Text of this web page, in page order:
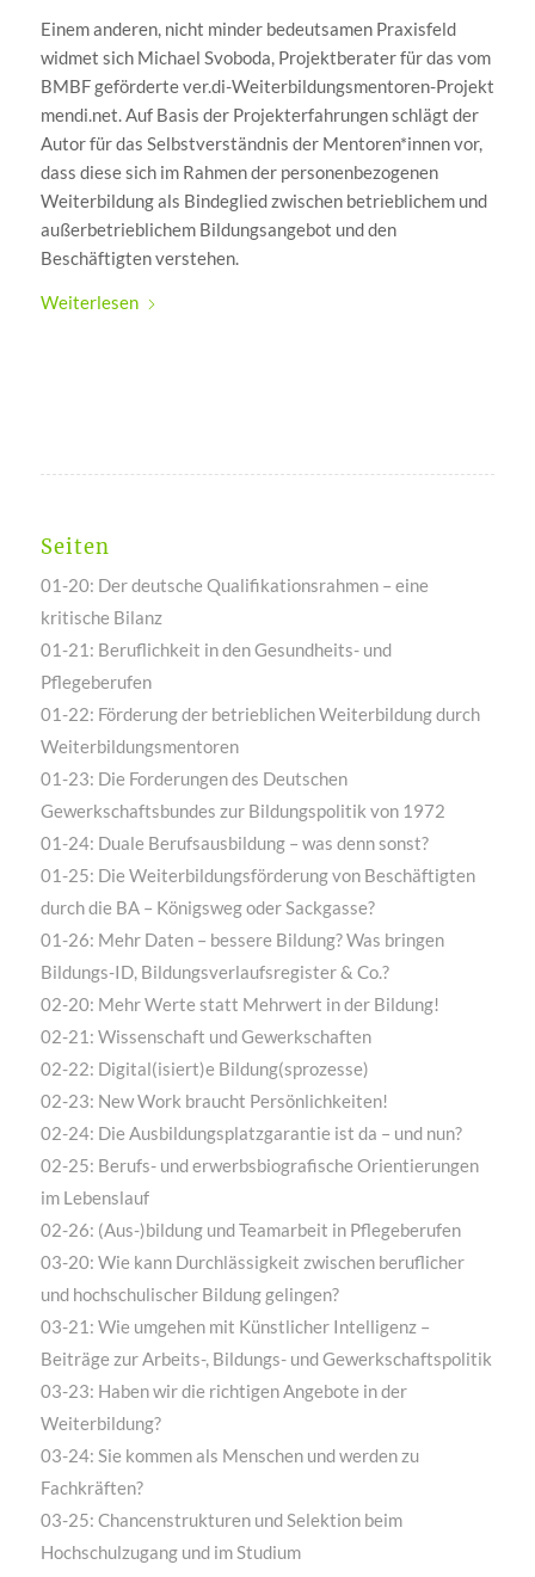
Einem anderen, nicht minder bedeutsamen Praxisfeld
widmet sich Michael Svoboda, Projektberater für das vom
BMBF geförderte ver.di-Weiterbildungsmentoren-Projekt
mendi.net. Auf Basis der Projekterfahrungen schlägt der
Autor für das Selbstverständnis der Mentoren*innen vor,
dass diese sich im Rahmen der personenbezogenen
Weiterbildung als Bindeglied zwischen betrieblichem und
außerbetrieblichem Bildungsangebot und den
Beschäftigten verstehen.
Weiterlesen
Seiten
01-20: Der deutsche Qualifikationsrahmen – eine
kritische Bilanz
01-21: Beruflichkeit in den Gesundheits- und
Pflegeberufen
01-22: Förderung der betrieblichen Weiterbildung durch
Weiterbildungsmentoren
01-23: Die Forderungen des Deutschen
Gewerkschaftsbundes zur Bildungspolitik von 1972
01-24: Duale Berufsausbildung – was denn sonst?
01-25: Die Weiterbildungsförderung von Beschäftigten
durch die BA – Königsweg oder Sackgasse?
01-26: Mehr Daten – bessere Bildung? Was bringen
Bildungs-ID, Bildungsverlaufsregister & Co.?
02-20: Mehr Werte statt Mehrwert in der Bildung!
02-21: Wissenschaft und Gewerkschaften
02-22: Digital(isiert)e Bildung(sprozesse)
02-23: New Work braucht Persönlichkeiten!
02-24: Die Ausbildungsplatzgarantie ist da – und nun?
02-25: Berufs- und erwerbsbiografische Orientierungen
im Lebenslauf
02-26: (Aus-)bildung und Teamarbeit in Pflegeberufen
03-20: Wie kann Durchlässigkeit zwischen beruflicher
und hochschulischer Bildung gelingen?
03-21: Wie umgehen mit Künstlicher Intelligenz –
Beiträge zur Arbeits-, Bildungs- und Gewerkschaftspolitik
03-23: Haben wir die richtigen Angebote in der
Weiterbildung?
03-24: Sie kommen als Menschen und werden zu
Fachkräften?
03-25: Chancenstrukturen und Selektion beim
Hochschulzugang und im Studium